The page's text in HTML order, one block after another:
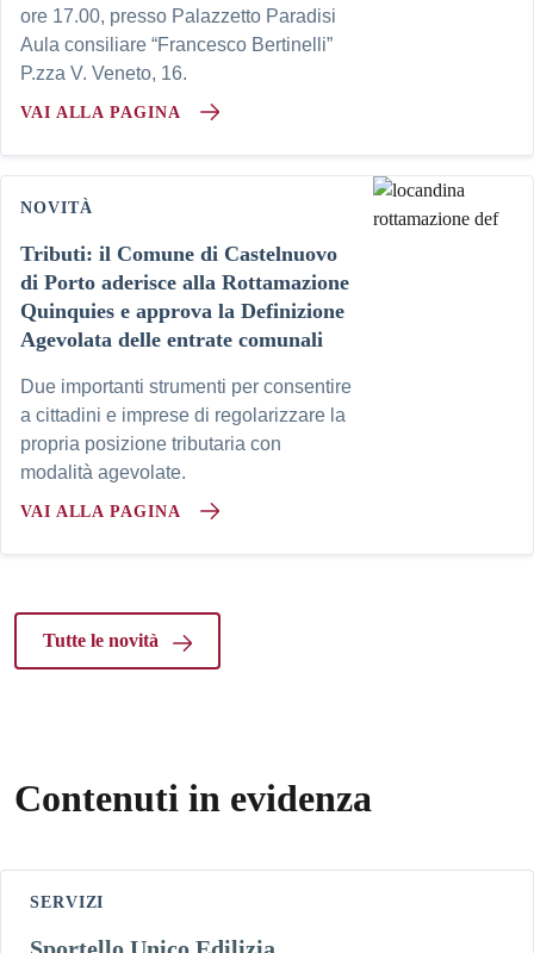
ore 17.00, presso Palazzetto Paradisi
Aula consiliare “Francesco Bertinelli”
P.zza V. Veneto, 16.
VAI ALLA PAGINA
NOVITÀ
Tributi: il Comune di Castelnuovo
di Porto aderisce alla Rottamazione
Quinquies e approva la Definizione
Agevolata delle entrate comunali
Due importanti strumenti per consentire
a cittadini e imprese di regolarizzare la
propria posizione tributaria con
modalità agevolate.
VAI ALLA PAGINA
Tutte le novità
Contenuti in evidenza
SERVIZI